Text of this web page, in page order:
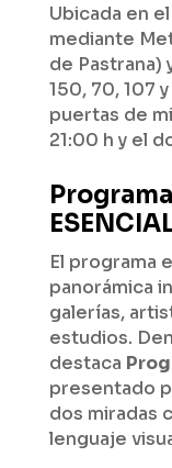
Ubicada en
mediante
de Pastrana)
150, 70, 107
puertas de
21:00 h y el
El programa
panorámica
galerías,
estudios.
destaca
presentado
dos miradas
lenguaje